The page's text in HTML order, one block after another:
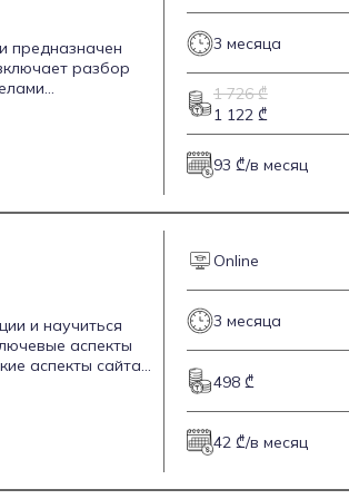
предназначен
разбор
и избежать
сайта,
под иностранные
нацеленную на
принятых
знания и
3 месяца
1 726 ₾
1 122 ₾
93 ₾/в месяц
и научиться
аспекты
аспекты сайта,
Online
3 месяца
498 ₾
42 ₾/в месяц